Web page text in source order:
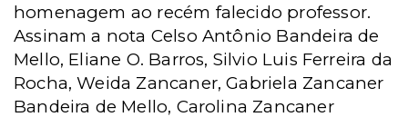
homenagem ao recém falecido professor.
Assinam a nota Celso Antônio Bandeira de
Mello, Eliane O. Barros, Silvio Luis Ferreira da
Rocha, Weida Zancaner, Gabriela Zancaner
Bandeira de Mello, Carolina Zancaner